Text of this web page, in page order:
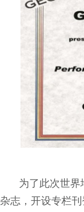
为了此次世界
杂志，开设专栏